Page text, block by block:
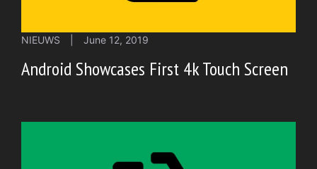
NIEUWS June 12, 2019
Android Showcases First 4k Touch Screen